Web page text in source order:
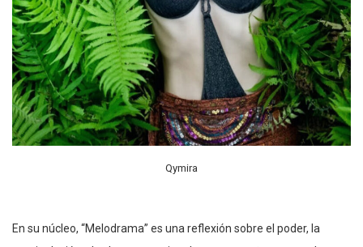
Qymira
En su núcleo, “Melodrama” es una reflexión sobre el poder, la